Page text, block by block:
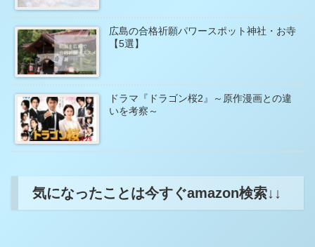
広島の合格祈願パワースポット神社・お寺
【5選】
ドラマ『ドラゴン桜2』～原作漫画との違
いを考察～
気になったことは今すぐamazon検索↓↓